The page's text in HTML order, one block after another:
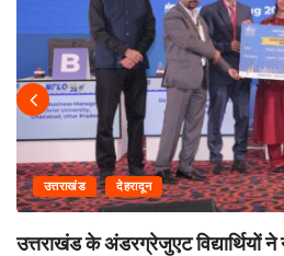
उत्तराखंड देहरादून
उत्तराखंड के अंडरग्रेजुएट विद्यार्थियों